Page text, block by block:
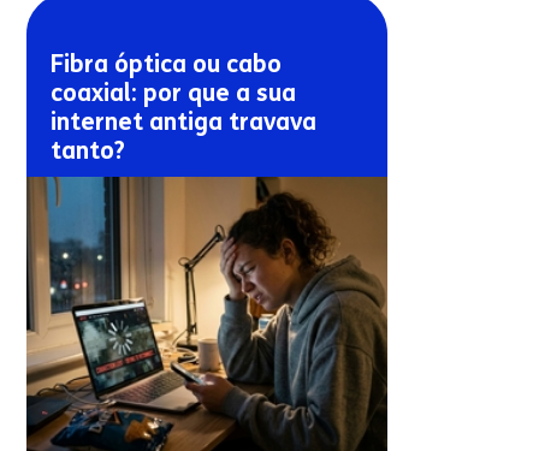
Fibra óptica ou cabo
coaxial: por que a sua
internet antiga travava
tanto?